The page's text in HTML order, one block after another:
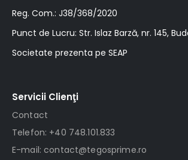
Reg. Com.: J38/368/2020
Punct de Lucru: Str. Islaz Barză, nr. 145,
Societate prezenta pe SEAP
Servicii Clienţi
Contact
Telefon: +40 748.101.833
E-mail: contact@tegosprime.ro